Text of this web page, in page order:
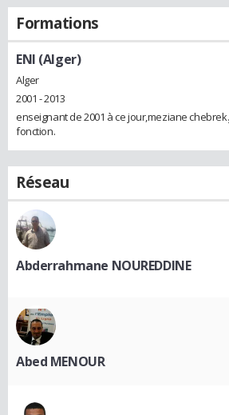
Formations
ENI (Alger)
Alger
2001 - 2013
enseignant de 2001 à ce jour,meziane
fonction.
Réseau
Abderrahmane NOUREDDINE
Abed MENOUR